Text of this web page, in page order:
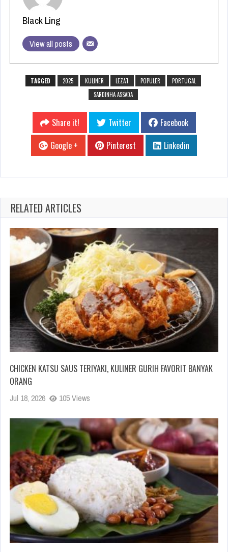
Black Ling
View all posts
TAGGED 2025 KULINER LEZAT POPULER
PORTUGAL
SARDINHA ASSADA
Share it! Twitter
Facebook
Google +
Pinterest Linkedin
RELATED ARTICLES
CHICKEN KATSU SAUS TERIYAKI, KULINER GURIH FAVORIT BANYAK
ORANG
Jul 18, 2026 105 Views